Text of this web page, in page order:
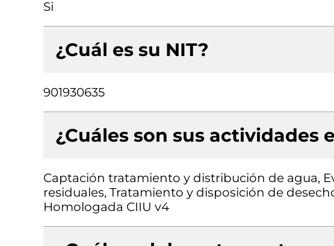
Si
¿Cuál es su NIT?
901930635
¿Cuáles son sus actividades
Captación tratamiento y distribución de agua,
residuales, Tratamiento y disposición de
Homologada CIIU v4